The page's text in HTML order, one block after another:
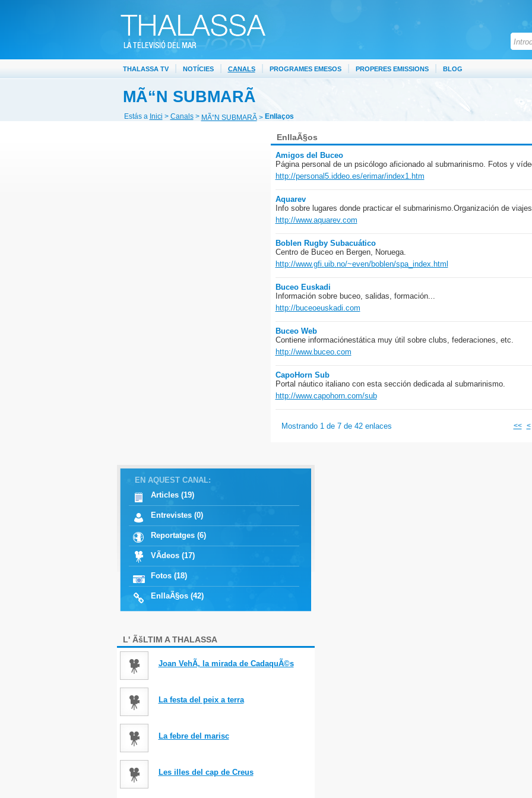
THALASSA TV NOTÍCIES CANALS PROGRAMES EMESOS PROPERES EMISSIONS BLOG
MÃ“N SUBMARÃ
Estás a Inici > Canals > MÃ“N SUBMARÃ > Enllaços
EnllaÃ§os
Amigos del Buceo
Página personal de un psicólogo aficionado al submarinismo. Fotos y
http://personal5.iddeo.es/erimar/index1.htm
Aquarev
Info sobre lugares donde practicar el submarinismo.Organización de
http://www.aquarev.com
Boblen Rugby Subacuático
Centro de Buceo en Bergen, Noruega.
http://www.gfi.uib.no/~even/boblen/spa_index.html
Buceo Euskadi
Información sobre buceo, salidas, formación...
http://buceoeuskadi.com
Buceo Web
Contiene informaciónestática muy útil sobre clubs, federaciones, etc.
http://www.buceo.com
CapoHorn Sub
Portal náutico italiano con esta sección dedicada al submarinismo.
http://www.capohorn.com/sub
Mostrando 1 de 7 de 42 enlaces << <
EN AQUEST CANAL:
Articles (19)
Entrevistes (0)
Reportatges (6)
VÃ­deos (17)
Fotos (18)
EnllaÃ§os (42)
L' ÃšLTIM A THALASSA
Joan VehÃ­, la mirada de CadaquÃ©s
La festa del peix a terra
La febre del marisc
Les illes del cap de Creus